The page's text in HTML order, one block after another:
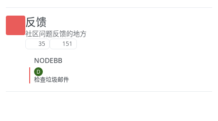
悲剧轮回…… 【作者简介】 作者：幻梦猎人，起点中文网作者，代表
作品：《灾厄收容所》《诡异分解指南》《天灾疯人院》《基因收容
所》等 【下载地址】 百度：
https://pan.baidu.com/s/1CTpsB1_Ju5NwzAhO0MvwZQ?pwd=9a1v
夸克：https://pan.quark.cn/s/ffe07719ebb3?pwd=aUYh 移动：
反馈
社区问题反馈的地方
35 151
NODEBB
D
检查垃圾邮件